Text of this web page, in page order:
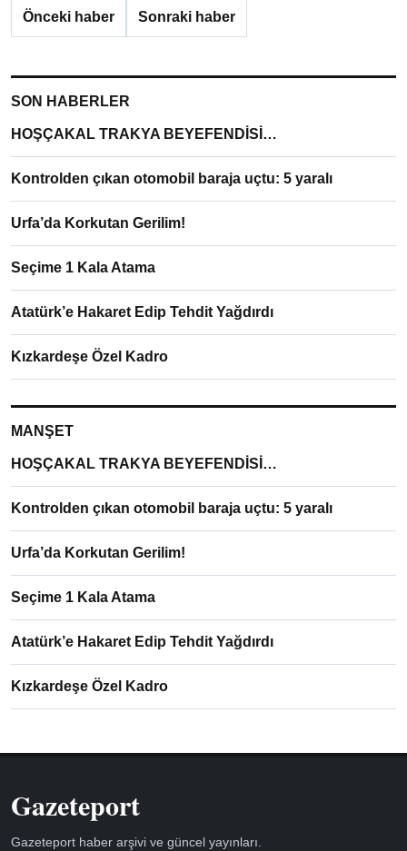
Önceki haber Sonraki haber
SON HABERLER
HOŞÇAKAL TRAKYA BEYEFENDİSİ…
Kontrolden çıkan otomobil baraja uçtu: 5 yaralı
Urfa’da Korkutan Gerilim!
Seçime 1 Kala Atama
Atatürk’e Hakaret Edip Tehdit Yağdırdı
Kızkardeşe Özel Kadro
MANŞET
HOŞÇAKAL TRAKYA BEYEFENDİSİ…
Kontrolden çıkan otomobil baraja uçtu: 5 yaralı
Urfa’da Korkutan Gerilim!
Seçime 1 Kala Atama
Atatürk’e Hakaret Edip Tehdit Yağdırdı
Kızkardeşe Özel Kadro
Gazeteport
Gazeteport haber arşivi ve güncel yayınları.